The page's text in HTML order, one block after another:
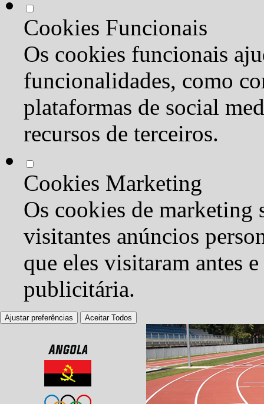
Cookies Funcionais
Os cookies funcionais
funcionalidades, como
plataformas de social
recursos de terceiros.
Cookies Marketing
Os cookies de marketing
visitantes anúncios
que eles visitaram antes
publicitária.
Ajustar preferências Aceitar Todos